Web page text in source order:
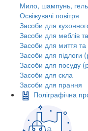
Мило, шампунь,
Освіжувачі повітря
Засоби для
Засоби для меблів
Засоби для миття та
Засоби для підлоги
Засоби для посуду
Засоби для скла
Засоби для прання
Поліграфічна